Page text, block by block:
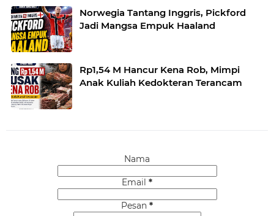
Norwegia Tantang Inggris, Pickford
Jadi Mangsa Empuk Haaland
Rp1,54 M Hancur Kena Rob, Mimpi
Anak Kuliah Kedokteran Terancam
Nama
Email *
Pesan *